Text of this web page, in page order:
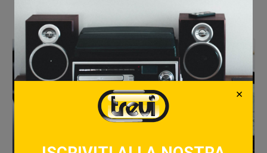
Articoli Correlati
×